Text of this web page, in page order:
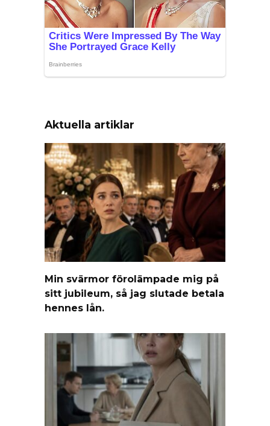
Aktuella artiklar
Min svärmor förolämpade mig på
sitt jubileum, så jag slutade betala
hennes lån.